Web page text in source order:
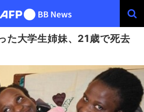
た大学生姉妹、21歳で死去